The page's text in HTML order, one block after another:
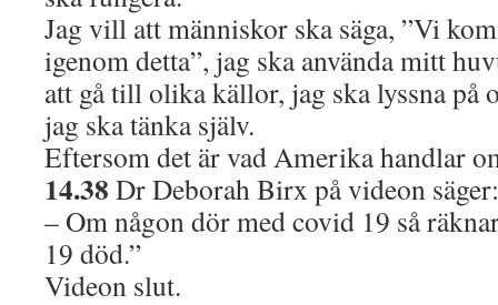
Jag vill att människor ska säga, ”Vi
igenom detta”, jag ska använda mitt
att gå till olika källor, jag ska lyssna på
jag ska tänka själv.
Eftersom det är vad Amerika handlar
14.38 Dr Deborah Birx på videon säger:
– Om någon dör med covid 19 så
19 död.”
Videon slut.